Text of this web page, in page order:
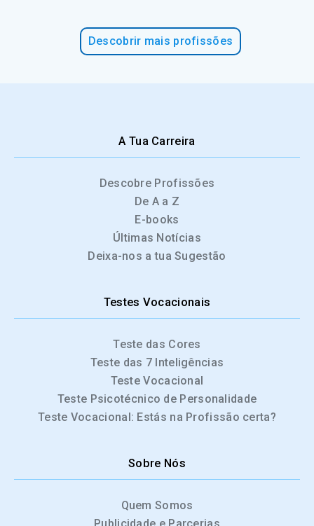
Descobrir mais profissões
A Tua Carreira
Descobre Profissões
De A a Z
E-books
Últimas Notícias
Deixa-nos a tua Sugestão
Testes Vocacionais
Teste das Cores
Teste das 7 Inteligências
Teste Vocacional
Teste Psicotécnico de Personalidade
Teste Vocacional: Estás na Profissão certa?
Sobre Nós
Quem Somos
Publicidade e Parcerias